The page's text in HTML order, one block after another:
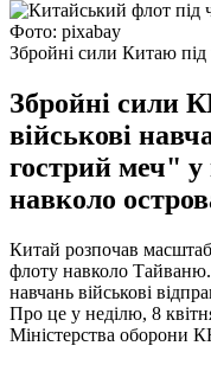
Фото: pixabay
Збройні сили Китаю
Збройні сили
військові
гострий меч" у
навколо
Китай розпочав
флоту навколо
навчань військові
Про це у неділю, 8
Міністерства оборони